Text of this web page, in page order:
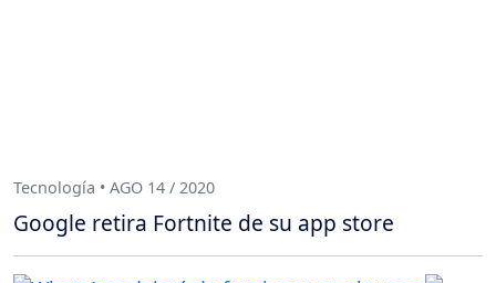
Tecnología • AGO 14 / 2020
Google retira Fortnite de su app store